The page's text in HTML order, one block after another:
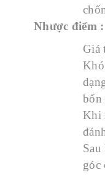
Nhược điểm :
Giá
Khi
góc